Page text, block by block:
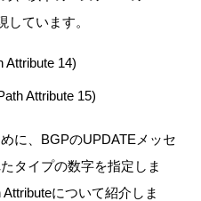
ています。
Attribute 14)
Attribute 15)
に、BGPのUPDATEメッセ
タイプの数字を指定しま
について紹介しま